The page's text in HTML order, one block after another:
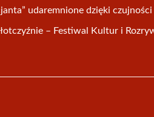
udaremnione dzięki czujności
– Festiwal Kultur i